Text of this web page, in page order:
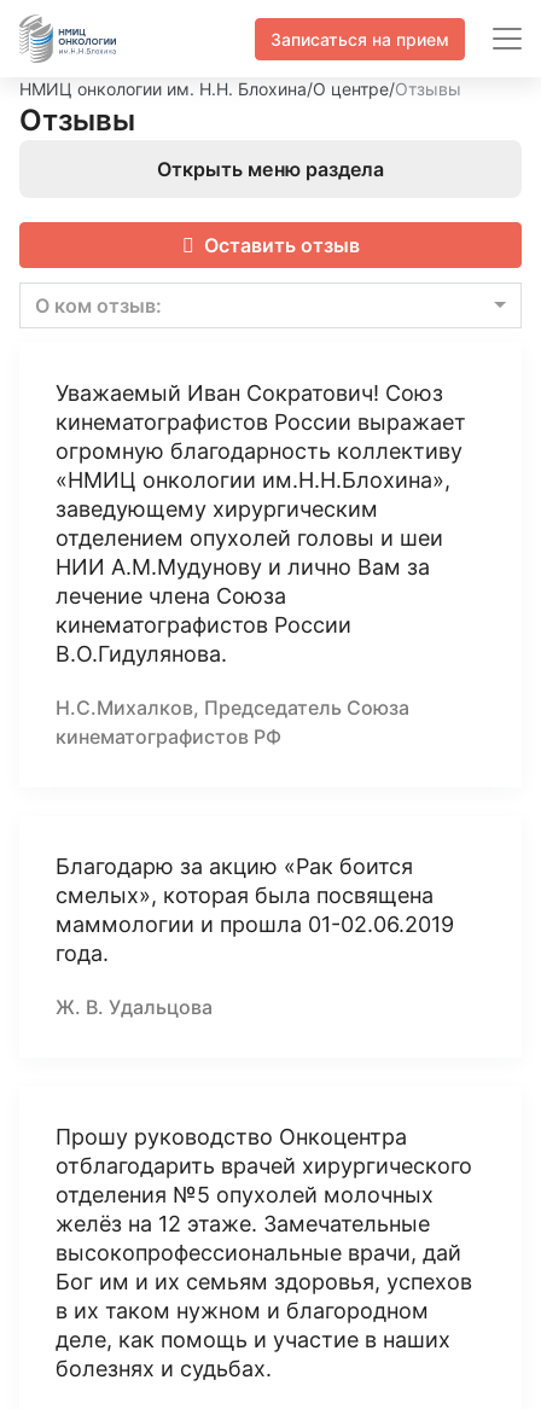
Записаться на прием
НМИЦ онкологии им. Н.Н. Блохина/О центре/Отзывы
Отзывы
Открыть меню раздела
Оставить отзыв
О ком отзыв:
Уважаемый Иван Сократович! Союз
кинематографистов России выражает
огромную благодарность коллективу
«НМИЦ онкологии им.Н.Н.Блохина»,
заведующему хирургическим
отделением опухолей головы и шеи
НИИ А.М.Мудунову и лично Вам за
лечение члена Союза
кинематографистов России
В.О.Гидулянова.
Н.С.Михалков, Председатель Союза
кинематографистов РФ
Благодарю за акцию «Рак боится
смелых», которая была посвящена
маммологии и прошла 01-02.06.2019
года.
Ж. В. Удальцова
Прошу руководство Онкоцентра
отблагодарить врачей хирургического
отделения №5 опухолей молочных
желёз на 12 этаже. Замечательные
высокопрофессиональные врачи, дай
Бог им и их семьям здоровья, успехов
в их таком нужном и благородном
деле, как помощь и участие в наших
болезнях и судьбах.